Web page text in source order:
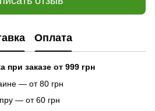
Оплата
при заказе от 999 грн
— от 80 грн
— от 60 грн